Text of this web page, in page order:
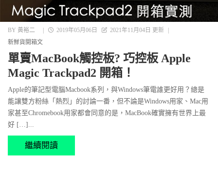
BY 黃裕二 | 2019年05月06日 2021年11月04日 更新
|
新鮮貨開箱文
單賣MacBook觸控板? 巧控板 Apple
Magic Trackpad2 開箱！
Apple的筆記型電腦Macbook系列，與Windows筆電誰更好用？總是
能讓雙方粉絲「熱烈」的討論一番，但不論是Windows用家、Mac用
家甚至Chromebook用家都會同意的是，MacBook確實擁有世界上最
好 […]...
繼續閱讀